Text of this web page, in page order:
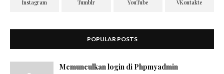
POPULAR POSTS
Memunculkan login di Phpmyadmin